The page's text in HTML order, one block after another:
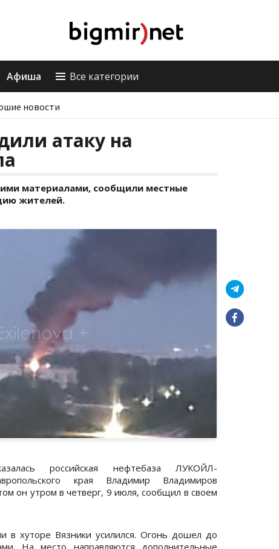
Афиша Все категории
новости
атаку на
материалами, сообщили местные
жителей.
российская нефтебаза ЛУКОЙЛ-
края Владимир Владимиров
он утром в четверг, 9 июля, сообщил в своем
в хуторе Вязники усилился. Огонь дошел до
На место направляются дополнительные